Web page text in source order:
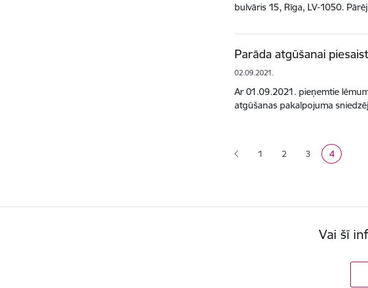
bulvāris 15, Rīga, LV-1050.
Parāda atgūšanai
02.09.2021.
Ar 01.09.2021. pieņemtie
atgūšanas pakalpojuma
Lapa
1 Lapa
2 Lapa
3 Pašreizējā
4
Vai šī